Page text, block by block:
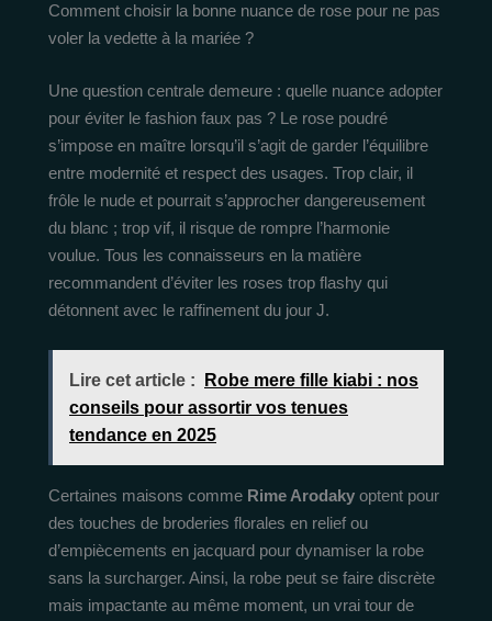
Comment choisir la bonne nuance de rose pour ne pas
voler la vedette à la mariée ?
Une question centrale demeure : quelle nuance adopter
pour éviter le fashion faux pas ? Le rose poudré
s’impose en maître lorsqu’il s’agit de garder l’équilibre
entre modernité et respect des usages. Trop clair, il
frôle le nude et pourrait s’approcher dangereusement
du blanc ; trop vif, il risque de rompre l’harmonie
voulue. Tous les connaisseurs en la matière
recommandent d’éviter les roses trop flashy qui
détonnent avec le raffinement du jour J.
Lire cet article :
Robe mere fille kiabi : nos
conseils pour assortir vos tenues
tendance en 2025
Certaines maisons comme Rime Arodaky optent pour
des touches de broderies florales en relief ou
d’empiècements en jacquard pour dynamiser la robe
sans la surcharger. Ainsi, la robe peut se faire discrète
mais impactante au même moment, un vrai tour de